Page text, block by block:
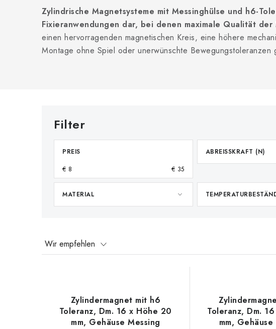
Zylindrische Magnetsysteme mit Messinghülse und h6-
Fixieranwendungen dar, bei denen maximale Qualität
einen hervorragenden magnetischen Kreis, eine höhere
Montage ohne Spiel oder unerwünschte Bewegungstoleranzen
PREIS
€ 8 € 35
ABREISSKRAFT (N)
MATERIAL
P
Wir empfehlen
Zylindermagnet mit h6
Toleranz, Dm. 16 x Höhe 20
mm, Gehäuse Messing
Toleranz, Dm.
mm,